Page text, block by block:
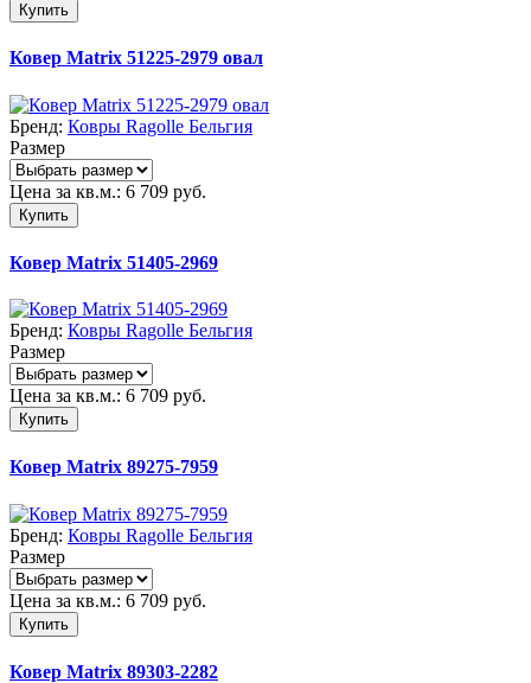
Купить
Ковер Matrix 51225-2979 овал
Бренд: Ковры Ragolle Бельгия
Размер
Цена за кв.м.: 6 709 руб.
Купить
Ковер Matrix 51405-2969
Бренд: Ковры Ragolle Бельгия
Размер
Цена за кв.м.: 6 709 руб.
Купить
Ковер Matrix 89275-7959
Бренд: Ковры Ragolle Бельгия
Размер
Цена за кв.м.: 6 709 руб.
Купить
Ковер Matrix 89303-2282